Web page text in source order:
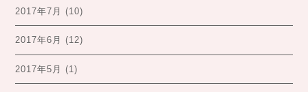
2017年7月 (10)
2017年6月 (12)
2017年5月 (1)